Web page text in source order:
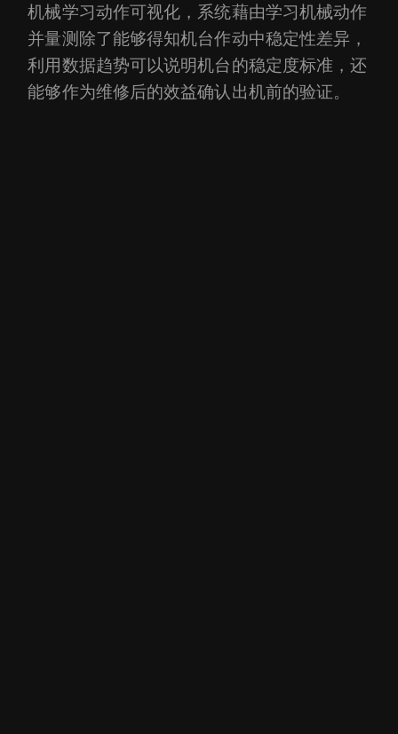
机械学习动作可视化，系统藉由学习机械动作
并量测除了能够得知机台作动中稳定性差异，
利用数据趋势可以说明机台的稳定度标准，还
能够作为维修后的效益确认出机前的验证。